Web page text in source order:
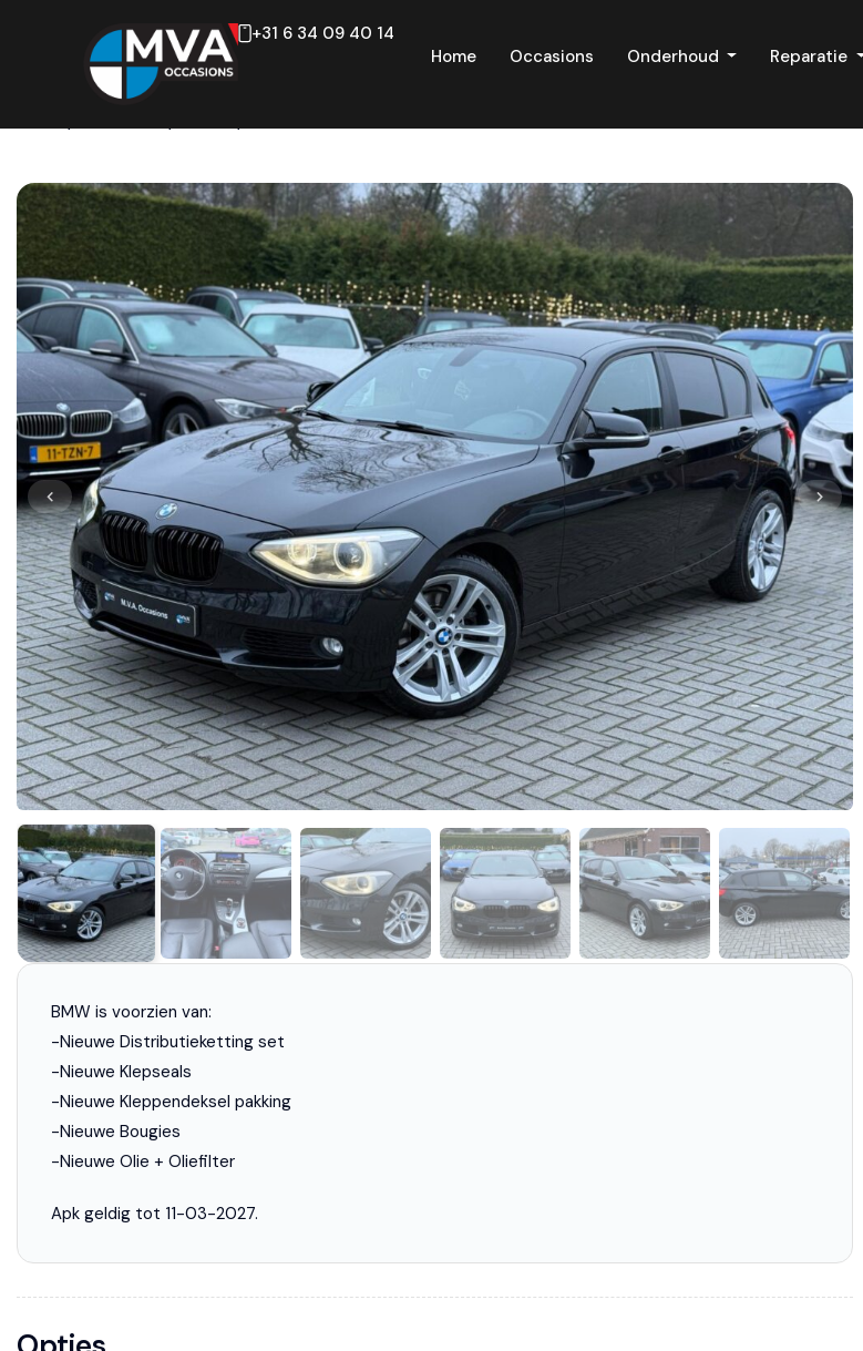
+31 6 34 09 40 14
Home
Occasions Onderhoud Reparatie
BMW is voorzien van:
-Nieuwe Distributieketting set
-Nieuwe Klepseals
-Nieuwe Kleppendeksel pakking
-Nieuwe Bougies
-Nieuwe Olie + Oliefilter
Apk geldig tot 11-03-2027.